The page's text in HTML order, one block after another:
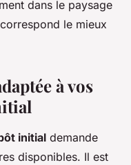
dans le paysage
le mieux
à vos
initial demande
disponibles. Il est